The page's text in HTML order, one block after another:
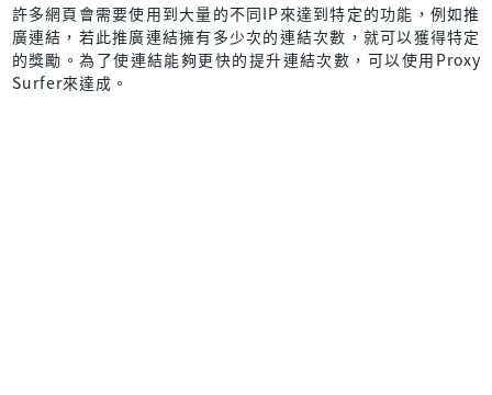
許多網頁會需要使用到大量的不同IP來達到特定的功能，例如推
廣連結，若此推廣連結擁有多少次的連結次數，就可以獲得特定
的獎勵。為了使連結能夠更快的提升連結次數，可以使用Proxy
Surfer來達成。